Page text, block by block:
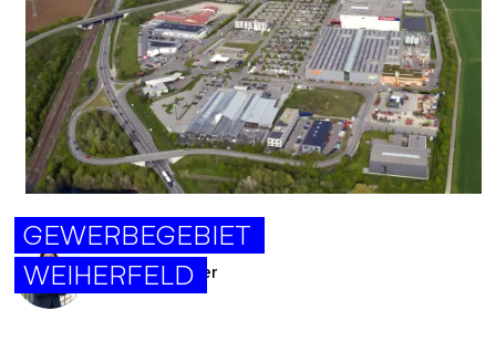
GEWERBEGEBIET
WEIHERFELD
Christine Daffner